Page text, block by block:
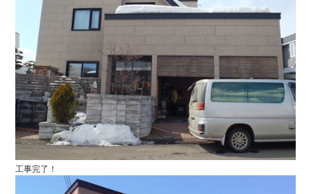
工事完了！